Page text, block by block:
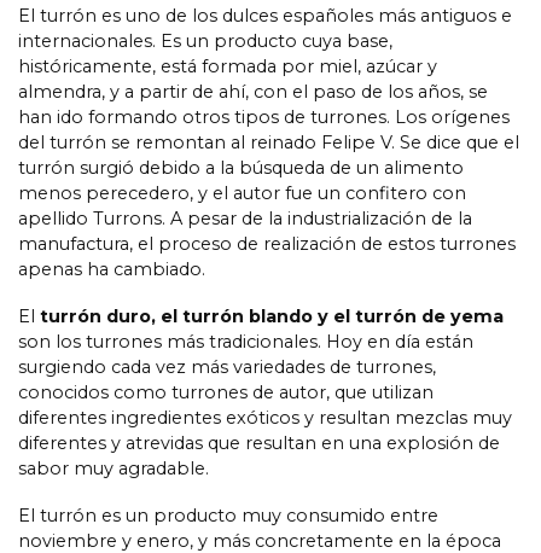
El turrón es uno de los dulces españoles más antiguos e
internacionales. Es un producto cuya base,
históricamente, está formada por miel, azúcar y
almendra, y a partir de ahí, con el paso de los años, se
han ido formando otros tipos de turrones. Los orígenes
del turrón se remontan al reinado Felipe V. Se dice que el
turrón surgió debido a la búsqueda de un alimento
menos perecedero, y el autor fue un confitero con
apellido Turrons. A pesar de la industrialización de la
manufactura, el proceso de realización de estos turrones
apenas ha cambiado.
El turrón duro, el turrón blando y el turrón de yema
son los turrones más tradicionales. Hoy en día están
surgiendo cada vez más variedades de turrones,
conocidos como turrones de autor, que utilizan
diferentes ingredientes exóticos y resultan mezclas muy
diferentes y atrevidas que resultan en una explosión de
sabor muy agradable.
El turrón es un producto muy consumido entre
noviembre y enero, y más concretamente en la época